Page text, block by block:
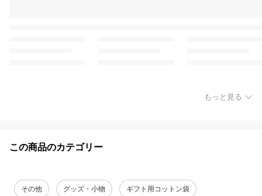
もっと見る
この商品のカテゴリー
その他 グッズ・小物 ギフト用コットン袋